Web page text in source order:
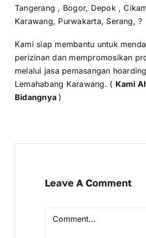
Tangerang , Bogor, Depok ,
Karawang, Purwakarta, Serang, ?
Kami siap membantu untuk
perizinan dan mempromosikan
melalui jasa pemasangan
Lemahabang Karawang. ( Kami
Bidangnya )
Leave A Comment
Comment